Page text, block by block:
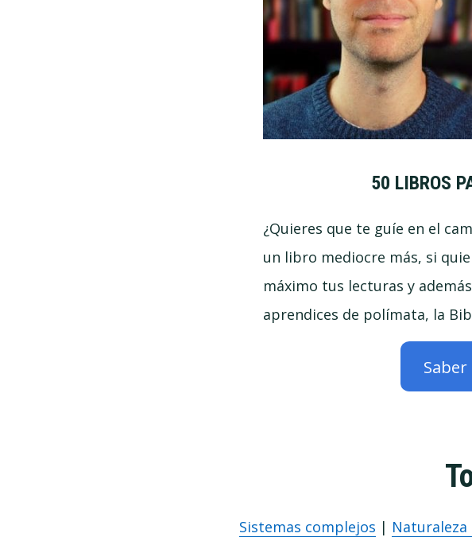
50 LIBROS
¿Quieres que te guíe en el
un libro mediocre más, si
máximo tus lecturas y
aprendices de polímata, la
Sistemas complejos | Naturaleza